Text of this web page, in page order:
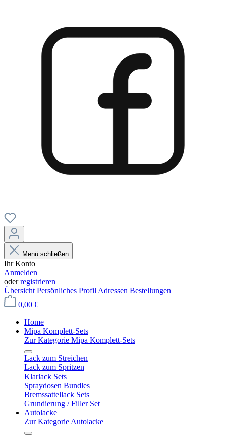
Menü schließen
Ihr Konto
Anmelden
oderregistrieren
Übersicht Persönliches Profil Adressen Bestellungen
0,00 €
Home
Mipa Komplett-Sets
Zur Kategorie Mipa Komplett-Sets
Lack zum Streichen
Lack zum Spritzen
Klarlack Sets
Spraydosen Bundles
Bremssattellack Sets
Grundierung / Filler Set
Autolacke
Zur Kategorie Autolacke